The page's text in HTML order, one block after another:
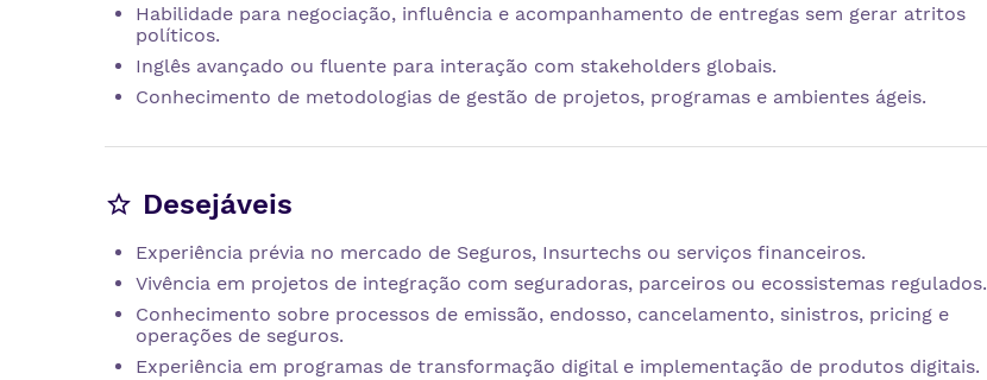
Habilidade para negociação, influência e acompanhamento de entregas sem gerar atritos
políticos.
Inglês avançado ou fluente para interação com stakeholders globais.
Conhecimento de metodologias de gestão de projetos, programas e ambientes ágeis.
Desejáveis
Experiência prévia no mercado de Seguros, Insurtechs ou serviços financeiros.
Vivência em projetos de integração com seguradoras, parceiros ou ecossistemas regulados.
Conhecimento sobre processos de emissão, endosso, cancelamento, sinistros, pricing e
operações de seguros.
Experiência em programas de transformação digital e implementação de produtos digitais.